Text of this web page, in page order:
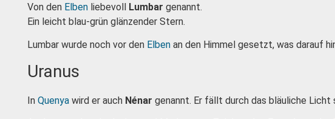
Von den Elben liebevoll Lumbar genannt.
Ein leicht blau-grün glänzender Stern.
Lumbar wurde noch vor den Elben an den Himmel gesetzt, was darauf
Uranus
In Quenya wird er auch Nénar genannt. Er fällt durch das bläuliche Licht